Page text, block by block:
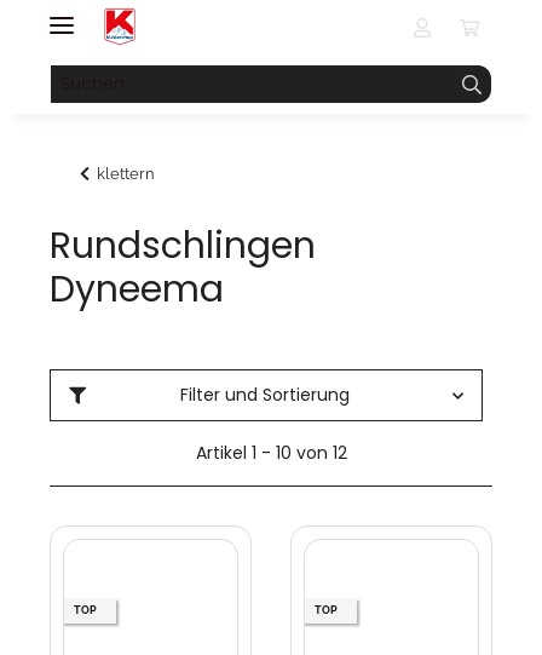
klettern
Rundschlingen
Dyneema
Filter und Sortierung
Artikel 1 - 10 von 12
TOP TOP